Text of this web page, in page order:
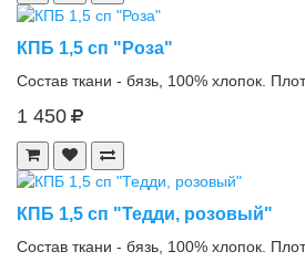
КПБ 1,5 сп "Роза"
Состав ткани - бязь, 100% хлопок.
1 450
КПБ 1,5 сп "Тедди, розовый"
Состав ткани - бязь, 100% хлопок.